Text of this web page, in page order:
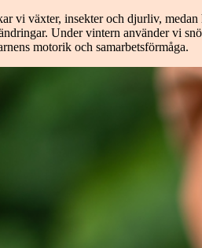
vi växter, insekter och djurliv, medan
Under vintern använder vi
motorik och samarbetsförmåga.